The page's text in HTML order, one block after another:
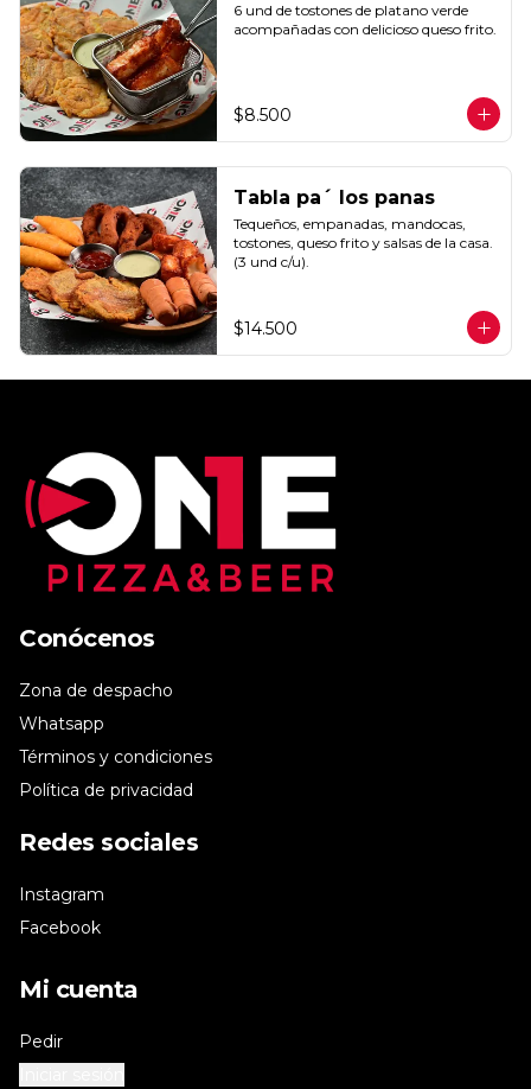
6 und de tostones de platano verde
acompañadas con delicioso queso frito.
$8.500
Tabla pa´ los panas
Tequeños, empanadas, mandocas,
tostones, queso frito y salsas de la casa.
(3 und c/u).
$14.500
Conócenos
Zona de despacho
Whatsapp
Términos y condiciones
Política de privacidad
Redes sociales
Instagram
Facebook
Mi cuenta
Pedir